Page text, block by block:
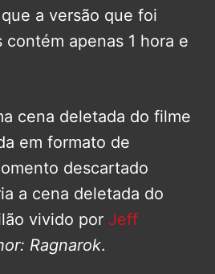
a versão que foi
contém apenas 1 hora e
cena deletada do filme
em formato de
descartado
a cena deletada do
vivido por Jeff
Ragnarok.